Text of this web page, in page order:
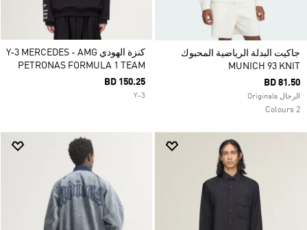
جاكيت البدلة الرياضية المحبوك
MUNICH 93 KNIT
BD 81.50
الرجال Originals
2 Colours
كنزة الهودي Y-3 MERCEDES - AMG
PETRONAS FORMULA 1 TEAM
BD 150.25
Y-3